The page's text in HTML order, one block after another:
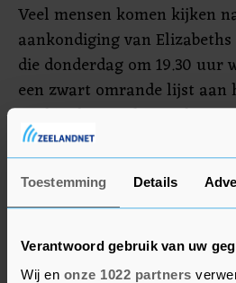
Toestemming Details
Verantwoord gebruik van uw
Wij en onze 1022 partners
Veel mensen komen kijken
aankondiging van
die donderdag om 19.30 uur
een zwart omrande lijst aan
Buckingham Palace
gebeurde bij de andere